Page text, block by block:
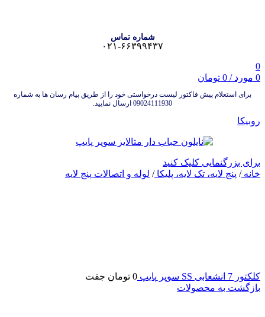
شماره تماس
۰۲۱-۶۶۳۹۹۴۳۷
0
0 مورد /
0 تومان
برای استعلام پیش فاکتور لیست درخواستی خود را از طریق پیام رسان ها به شماره
09024111930 ارسال نمایید.
روبیکا
برای بزرگنمایی کلیک کنید
خانه/ پنج لایه، تک لایه، پلیکا/ لوله و اتصالات پنج لایه
کلکتور 7 انشعابی SS سوپر پایپ 0 تومان جفت
بازگشت به محصولات